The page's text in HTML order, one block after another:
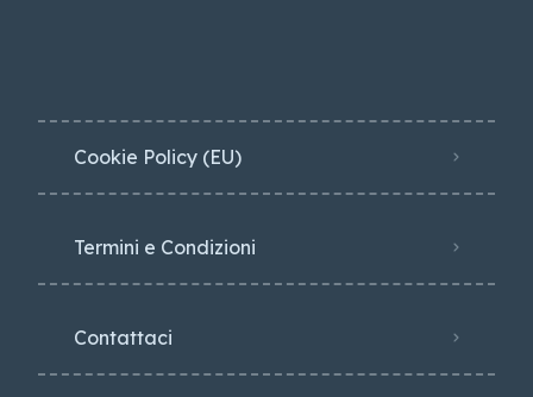
Cookie Policy (EU)
Termini e Condizioni
Contattaci